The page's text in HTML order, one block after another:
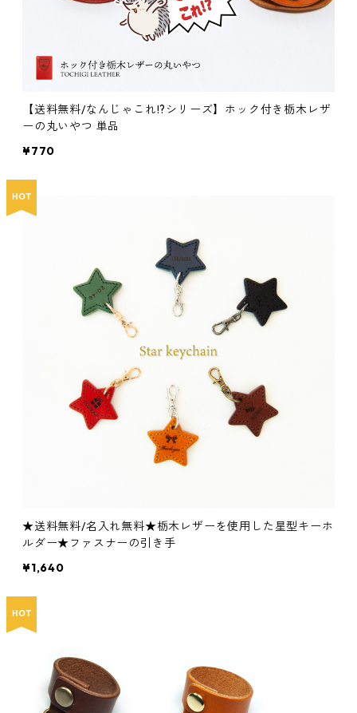
【送料無料/なんじゃこれ!?シリーズ】ホック付き栃木レザ
ーの丸いやつ 単品
¥770
★送料無料/名入れ無料★栃木レザーを使用した星型キーホ
ルダー★ファスナーの引き手
¥1,640